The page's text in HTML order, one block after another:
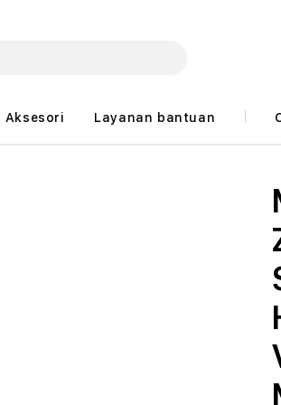
Aksesori Layanan bantuan